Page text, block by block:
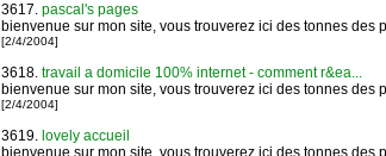
3617. pascal's pages
bienvenue sur mon site, vous trouverez ici des tonnes
[2/4/2004]
3618. travail a domicile 100% internet - comment r&ea...
bienvenue sur mon site, vous trouverez ici des tonnes
[2/4/2004]
3619. lovely accueil
bienvenue sur mon site, vous trouverez ici des tonnes